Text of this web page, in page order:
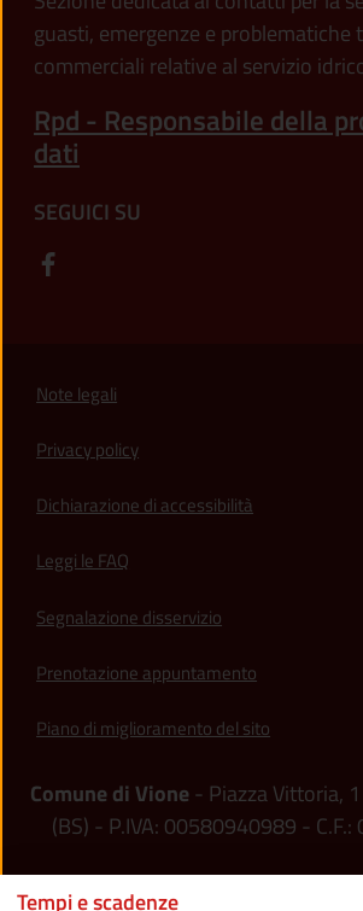
Tempi e scadenze
guasti, emergenze e problematiche
commerciali relative al servizio
Rpd - Responsabile della
dati
SEGUICI SU
Note legali
Privacy policy
Dichiarazione di accessibilità
Leggi le FAQ
Segnalazione disservizio
Prenotazione appuntamento
Piano di miglioramento del sito
Comune di Vione- Piazza Vittoria,
(BS) - P.IVA: 00580940989 -